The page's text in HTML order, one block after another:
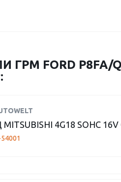
FORD P8FA/
4G18 SOHC
54001